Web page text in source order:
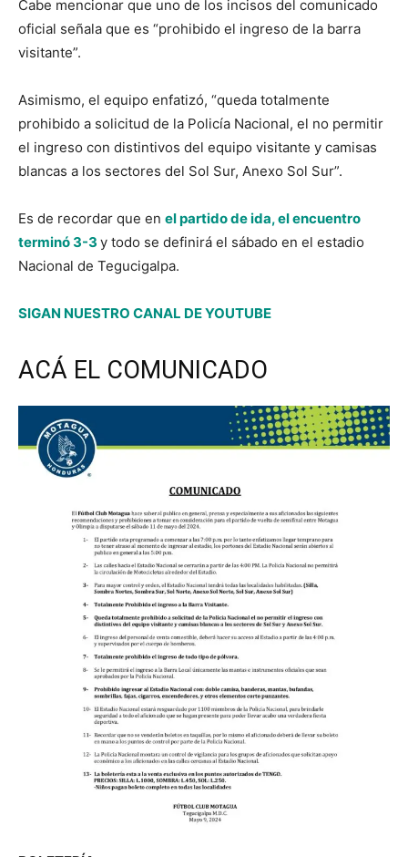
Cabe mencionar que uno de los incisos del comunicado
oficial señala que es “prohibido el ingreso de la barra
visitante”.
Asimismo, el equipo enfatizó, “queda totalmente
prohibido a solicitud de la Policía Nacional, el no permitir
el ingreso con distintivos del equipo visitante y camisas
blancas a los sectores del Sol Sur, Anexo Sol Sur”.
Es de recordar que en el partido de ida, el encuentro
terminó 3-3 y todo se definirá el sábado en el estadio
Nacional de Tegucigalpa.
SIGAN NUESTRO CANAL DE YOUTUBE
ACÁ EL COMUNICADO